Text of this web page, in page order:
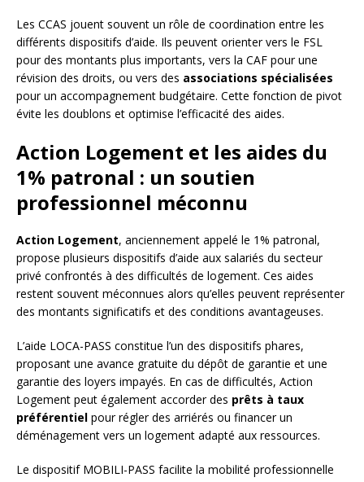
Les CCAS jouent souvent un rôle de coordination entre les
différents dispositifs d’aide. Ils peuvent orienter vers le FSL
pour des montants plus importants, vers la CAF pour une
révision des droits, ou vers des associations spécialisées
pour un accompagnement budgétaire. Cette fonction de pivot
évite les doublons et optimise l’efficacité des aides.
Action Logement et les aides du
1% patronal : un soutien
professionnel méconnu
Action Logement, anciennement appelé le 1% patronal,
propose plusieurs dispositifs d’aide aux salariés du secteur
privé confrontés à des difficultés de logement. Ces aides
restent souvent méconnues alors qu’elles peuvent représenter
des montants significatifs et des conditions avantageuses.
L’aide LOCA-PASS constitue l’un des dispositifs phares,
proposant une avance gratuite du dépôt de garantie et une
garantie des loyers impayés. En cas de difficultés, Action
Logement peut également accorder des prêts à taux
préférentiel pour régler des arriérés ou financer un
déménagement vers un logement adapté aux ressources.
Le dispositif MOBILI-PASS facilite la mobilité professionnelle